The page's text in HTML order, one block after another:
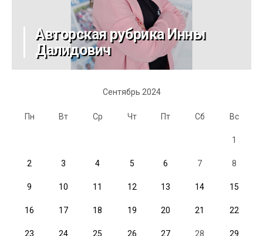
Авторская рубрика Инны
Далидович
Сентябрь 2024
Пн Вт Ср Чт Пт Сб Вс
1
2 3 4 5 6 7 8
9 10 11 12 13 14 15
16 17 18 19 20 21 22
23 24 25 26 27 28 29